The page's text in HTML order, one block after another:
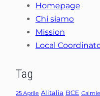
Homepage
Chi siamo
Mission
Local
Tag
25 Aprile Alitalia BCE